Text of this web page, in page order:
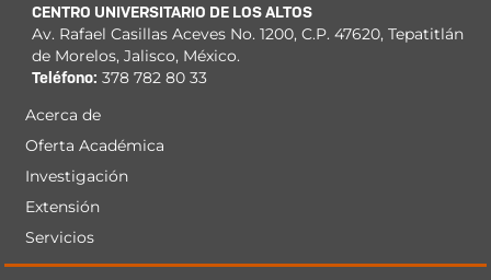
CENTRO UNIVERSITARIO DE LOS ALTOS
Av. Rafael Casillas Aceves No. 1200, C.P. 47620, Tepatitlán
de Morelos, Jalisco, México.
Teléfono: 378 782 80 33
Menú
principal
Acerca de
Oferta Académica
Investigación
Extensión
Servicios